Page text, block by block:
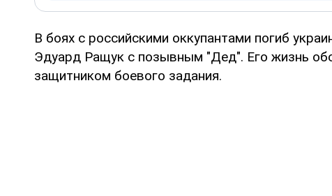
В боях с российскими оккупантами погиб
Эдуард Ращук с позывным "Дед". Его жизнь
защитником боевого задания.